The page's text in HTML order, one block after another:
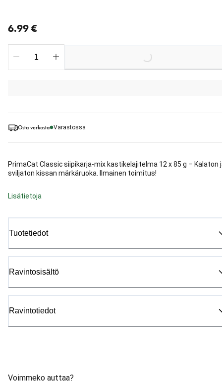
Osta verkosta Varastossa
PrimaCat Classic siipikarja-mix kastikelajitelma 12 x 85 g – Kalaton
sviljaton kissan märkäruoka. Ilmainen toimitus!
Lisätietoja
Tuotetiedot
Ravintosisältö
Ravintotiedot
Voimmeko auttaa?
6.99 €